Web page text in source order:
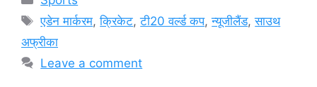
Tags
एडेन मार्करम,क्रिकेट,टी20 वर्ल्ड कप,न्यूजीलैंड,साउथ
अफ्रीका
Leave a comment